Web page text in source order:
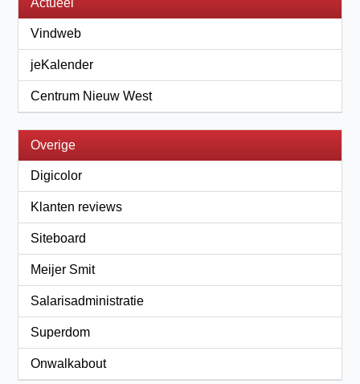
Actueel
Vindweb
jeKalender
Centrum Nieuw West
Overige
Digicolor
Klanten reviews
Siteboard
Meijer Smit
Salarisadministratie
Superdom
Onwalkabout